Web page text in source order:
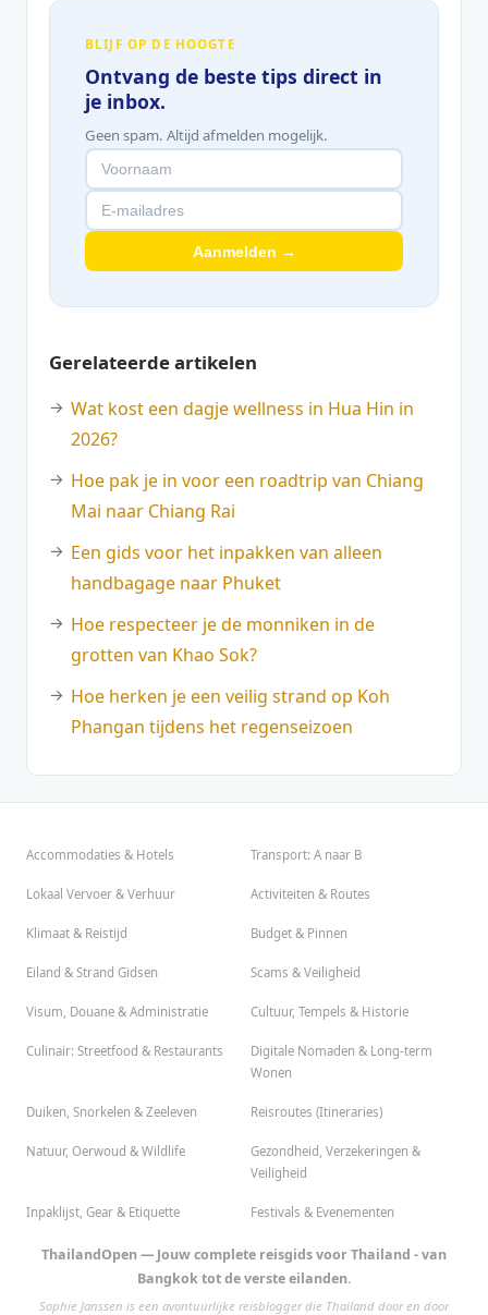
BLIJF OP DE HOOGTE
Ontvang de beste tips direct in
je inbox.
Geen spam. Altijd afmelden mogelijk.
Aanmelden →
Gerelateerde artikelen
Wat kost een dagje wellness in Hua Hin in
2026?
Hoe pak je in voor een roadtrip van Chiang
Mai naar Chiang Rai
Een gids voor het inpakken van alleen
handbagage naar Phuket
Hoe respecteer je de monniken in de
grotten van Khao Sok?
Hoe herken je een veilig strand op Koh
Phangan tijdens het regenseizoen
Accommodaties & Hotels Transport: A naar B
Lokaal Vervoer & Verhuur Activiteiten & Routes
Klimaat & Reistijd Budget & Pinnen
Eiland & Strand Gidsen Scams & Veiligheid
Visum, Douane & Administratie Cultuur, Tempels & Historie
Culinair: Streetfood & Restaurants
Digitale Nomaden & Long-term
Wonen
Duiken, Snorkelen & Zeeleven Reisroutes (Itineraries)
Natuur, Oerwoud & Wildlife
Gezondheid, Verzekeringen &
Veiligheid
Inpaklijst, Gear & Etiquette Festivals & Evenementen
ThailandOpen — Jouw complete reisgids voor Thailand - van
Bangkok tot de verste eilanden.
Sophie Janssen is een avontuurlijke reisblogger die Thailand door en door